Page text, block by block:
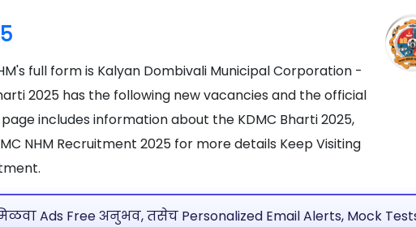
full form is Kalyan Dombivali Municipal Corporation -
2025 has the following new vacancies and the official
page includes information about the KDMC Bharti 2025,
NHM Recruitment 2025 for more details Keep Visiting
Ads Free अनुभव, तसेच Personalized Email Alerts, Mock